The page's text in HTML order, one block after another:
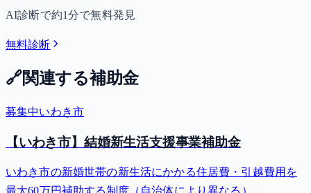
AI診断で約1分で無料発見
無料診断
🔗関連する補助金
募集中いわき市
【いわき市】結婚新生活支援事業補助金
いわき市の新婚世帯の新生活にかかる住居費・引越費用を